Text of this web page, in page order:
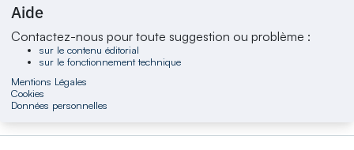
Aide
Contactez-nous pour toute suggestion ou problème :
sur le contenu éditorial
sur le fonctionnement technique
Mentions Légales
Cookies
Données personnelles